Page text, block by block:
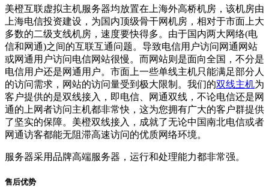
美橙互联虚拟主机服务器均放置在上海外高桥机房，该机房由
上海电信投资建设，为国内顶级骨干网机房，相对于市面上大
多数的二级支线机房，速度要快得多。由于国内两大网络(电
信和网通)之间的互联互通问题。导致电信用户访问网通网站
或网通用户访问电信网站很慢。而网站则是面向全国，不分是
电信用户还是网通用户。市面上一些单线主机只能满足部分人
的访问需求，网站的访问量受到极大限制。我们的双线主机为
客户提供的是双线接入，即电信、网通双线，不论电信还是网
通的上网者访问主机都非常快，这为您拥有广大的客户群提供
了坚实的保障。美橙双线接入，成就了无论中国南北电信或者
网通访客都能无阻滞高速访问的优质网络环境。
服务器采用品牌高端服务器，运行和处理能力都非常强。
售后优势